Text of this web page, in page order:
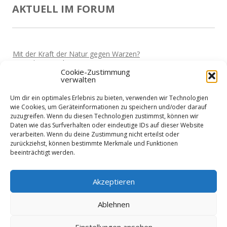
Cookie-Zustimmung
verwalten
Um dir ein optimales Erlebnis zu bieten, verwenden wir Technologien
wie Cookies, um Geräteinformationen zu speichern und/oder darauf
zuzugreifen. Wenn du diesen Technologien zustimmst, können wir
Daten wie das Surfverhalten oder eindeutige IDs auf dieser Website
verarbeiten. Wenn du deine Zustimmung nicht erteilst oder
zurückziehst, können bestimmte Merkmale und Funktionen
beeinträchtigt werden.
Akzeptieren
Ablehnen
AKTUELL IM FORUM
Mit der Kraft der Natur gegen Warzen?
Miki Vor 5 Jahren
Darf man wieder reisen?
Home-Office und die Stromkosten
VonBasti Vor 5 Jahren
Wie sieht es mit Urlaub aus?
VonBastiVor 5 Jahren
Niedrigenergiehaus - Finanzierung?